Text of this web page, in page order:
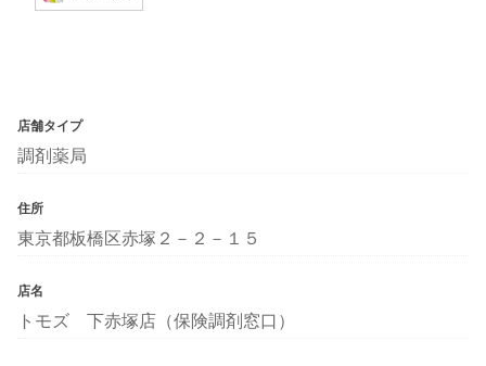
店舗タイプ
調剤薬局
住所
東京都板橋区赤塚２－２－１５
店名
トモズ 下赤塚店（保険調剤窓口）